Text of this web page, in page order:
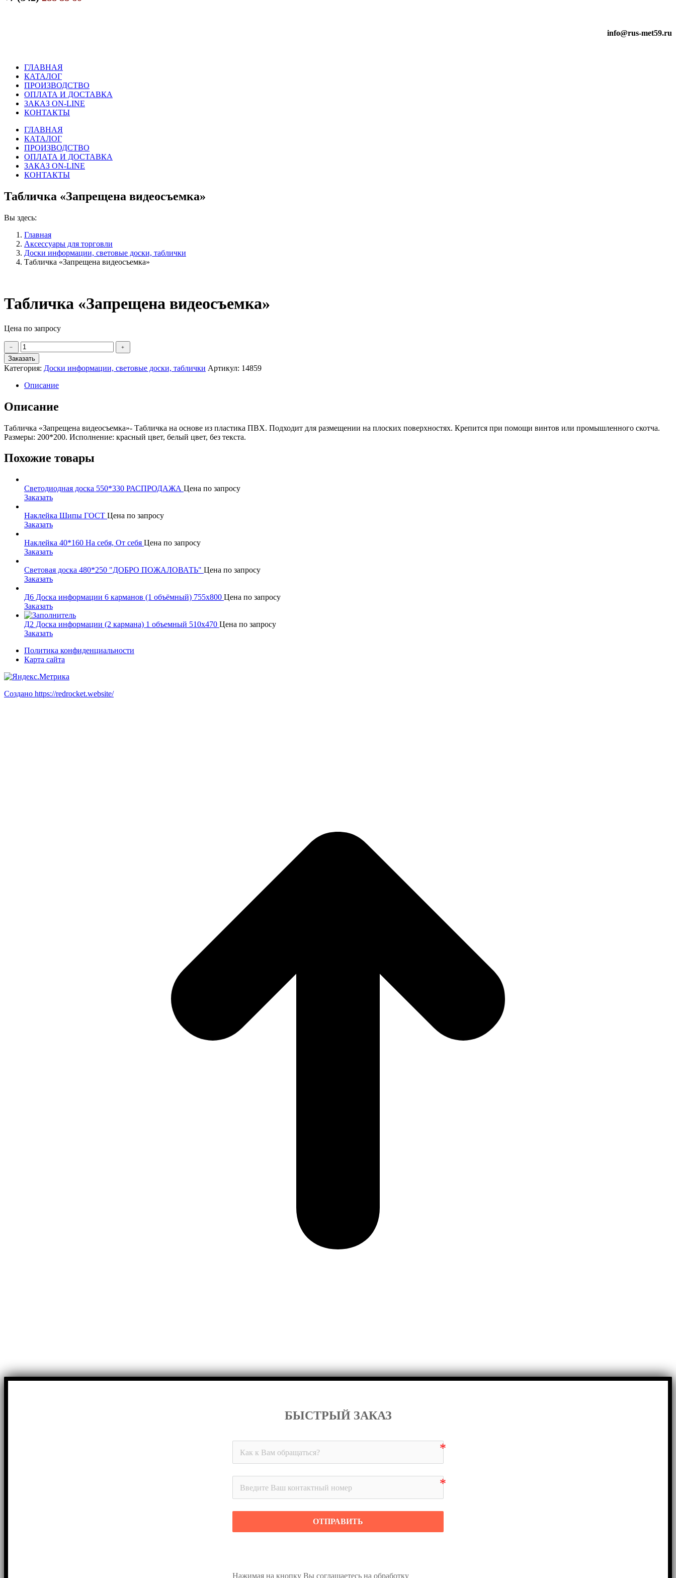
info@rus-met59.ru
ГЛАВНАЯ
КАТАЛОГ
ПРОИЗВОДСТВО
ОПЛАТА И ДОСТАВКА
ЗАКАЗ ON-LINE
КОНТАКТЫ
ГЛАВНАЯ
КАТАЛОГ
ПРОИЗВОДСТВО
ОПЛАТА И ДОСТАВКА
ЗАКАЗ ON-LINE
КОНТАКТЫ
Табличка «Запрещена видеосъемка»
Вы здесь:
Главная
Аксессуары для торговли
Доски информации, световые доски, таблички
Табличка «Запрещена видеосъемка»
Табличка «Запрещена видеосъемка»
Цена по запросу
Количество
товара
Табличка
"Запрещена
видеосъемка"
﹣
﹢
Заказать
Категория: Доски информации, световые доски, таблички Артикул: 14859
Описание
Описание
Табличка «Запрещена видеосъемка»- Табличка на основе из пластика ПВХ. Подходит для размещении на плоских поверхностях. Крепится при помощи винтов или промышленного скотча.
Размеры: 200*200. Исполнение: красный цвет, белый цвет, без текста.
Похожие товары
Светодиодная доска 550*330 РАСПРОДАЖА Цена по запросу
Заказать
Наклейка Шипы ГОСТ Цена по запросу
Заказать
Наклейка 40*160 На себя, От себя Цена по запросу
Заказать
Световая доска 480*250 "ДОБРО ПОЖАЛОВАТЬ" Цена по запросу
Заказать
Д6 Доска информации 6 карманов (1 объёмный) 755х800 Цена по запросу
Заказать
Д2 Доска информации (2 кармана) 1 объемный 510х470 Цена по запросу
Заказать
Политика конфиденциальности
Карта сайта
Создано https://redrocket.website/
БЫСТРЫЙ ЗАКАЗ
ОТПРАВИТЬ